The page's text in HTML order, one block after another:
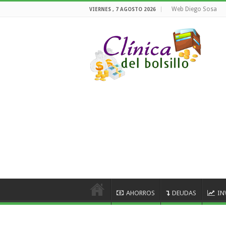
VIERNES , 7 AGOSTO 2026 Web Diego Sosa
AHORROS DEUDAS